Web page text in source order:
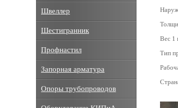
Вес 1
Тип
Швеллер
Шестигранник
Профнастил
Запорная арматура
Опоры трубопроводов